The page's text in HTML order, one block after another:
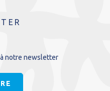
notre newsletter